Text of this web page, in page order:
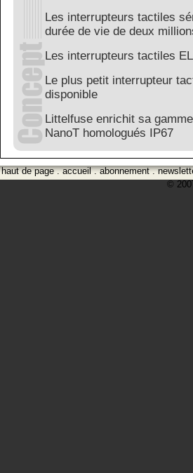
Les interrupteurs tactiles
durée de vie de deux
Les interrupteurs tactiles
Le plus petit interrupteur
disponible
Littelfuse enrichit sa
NanoT homologués IP67
haut de page.accueil.abonnement.
©